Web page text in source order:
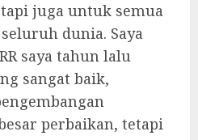
juga untuk semua
dunia. Saya
saya tahun lalu
sangat baik,
perbaikan, tetapi